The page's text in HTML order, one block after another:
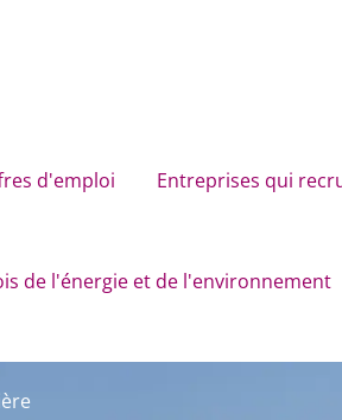
d'emploi Entreprises qui
de l'énergie et de l'environnement